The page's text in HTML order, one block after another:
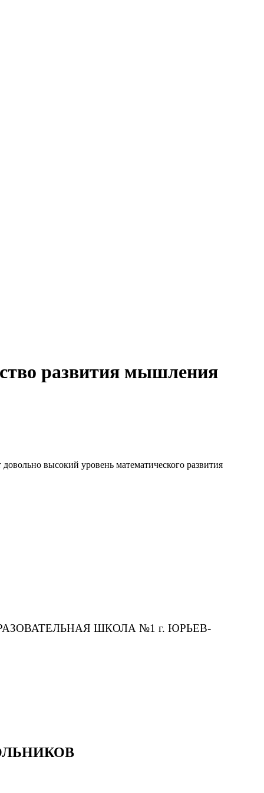
развития мышления
высокий уровень математического развития
ШКОЛА №1 г. ЮРЬЕВ-